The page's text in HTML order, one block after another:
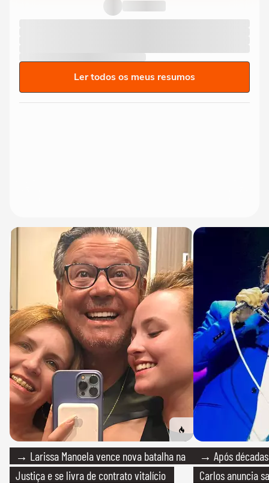
limite' ao sancionar lei...
Ler todos os meus resumos
→ Larissa Manoela vence nova batalha na
Justiça e se livra de contrato vitalício
→ Após
Carlos anuncia